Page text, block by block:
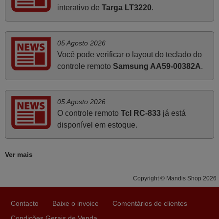
programação. Recomendo muito!!
Junho 2025
origem mas trabalha bem, obrigada!..
Francisco Alexandre,
do vosso email supra sobre a minha opinião, quero
tive com a vossa Empresa durante a minha encomenda
interativo de Targa LT3220.
05 Agosto 2026
Você pode verificar o layout do teclado do
controle remoto Samsung AA59-00382A.
05 Agosto 2026
O controle remoto Tcl RC-833já está
disponível em estoque.
Ver mais
Copyright © Mandis Shop 2026
Contacto Baixe o invoice
Comentários de clientes